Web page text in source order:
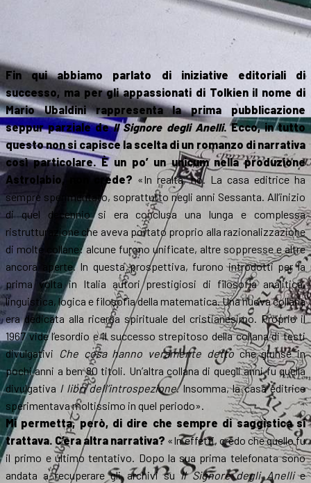
Fin qui abbiamo parlato di iniziative editoriali di
successo, ma per gli appassionati di Tolkien il nome di
Mario Ubaldini rappresenta la prima pubblicazione
seppur parziale deIl Signore degli Anelli. Ecco, in tutto
questo non si capisce la scelta di un romanzo di narrativa
così particolare. È un po’ un unicum nella produzione
Astrolabio, non crede? «In realtà, no. La casa editrice ha
sempre sperimentato, soprattutto negli anni Sessanta. All’inizio
di quel decennio si era conclusa una lunga e complessa
ristrutturazione che aveva portato proprio alla razionalizzazione
di molte collane: alcune furono unificate, altre soppresse e altre
ancora aperte. In questa prospettiva, furono introdotti per la
prima volta in Italia autori prestigiosi di filosofia analitica,
linguistica, logica e filosofia della matematica. Una nuova collana
era dedicata alla ricerca spirituale del cristianesimo. Proprio il
1967 vide l’esordio e il successo strepitoso della collana di testi
divulgativi Che cosa hanno veramente dettoche giunse in
pochi anni a ben 80 titoli. Un’altra collana di quegli anni fu quella
divulgativa I libri dell’introspezione. Insomma, la casa editrice
sperimentava moltissimo in quel periodo».
Mi permetta, però, di dire che sempre di saggistica si
trattava. C’era altra narrativa? «In effetti, credo che quello fu
il primo e ultimo tentativo. Dopo la sua prima telefonata sono
andata a recuperare gli archivi suIl Signore degli Anellie